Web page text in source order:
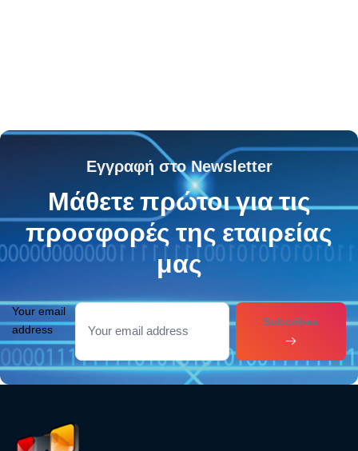
Εγγραφή στο Newsletter
Μάθετε πρώτοι για τις
προσφορές της εταιρείας
μας
Your email
address
Subcribes